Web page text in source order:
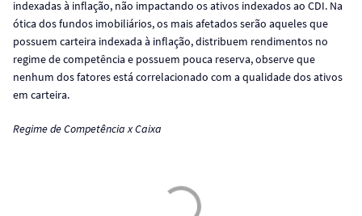
indexadas à inflação, não impactando os ativos indexados ao CDI. Na
ótica dos fundos imobiliários, os mais afetados serão aqueles que
possuem carteira indexada à inflação, distribuem rendimentos no
regime de competência e possuem pouca reserva, observe que
nenhum dos fatores está correlacionado com a qualidade dos ativos
em carteira.
Regime de Competência x Caixa